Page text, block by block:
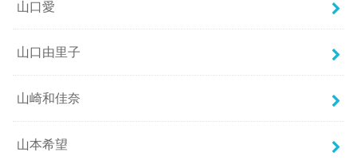
山口愛
山口由里子
山崎和佳奈
山本希望